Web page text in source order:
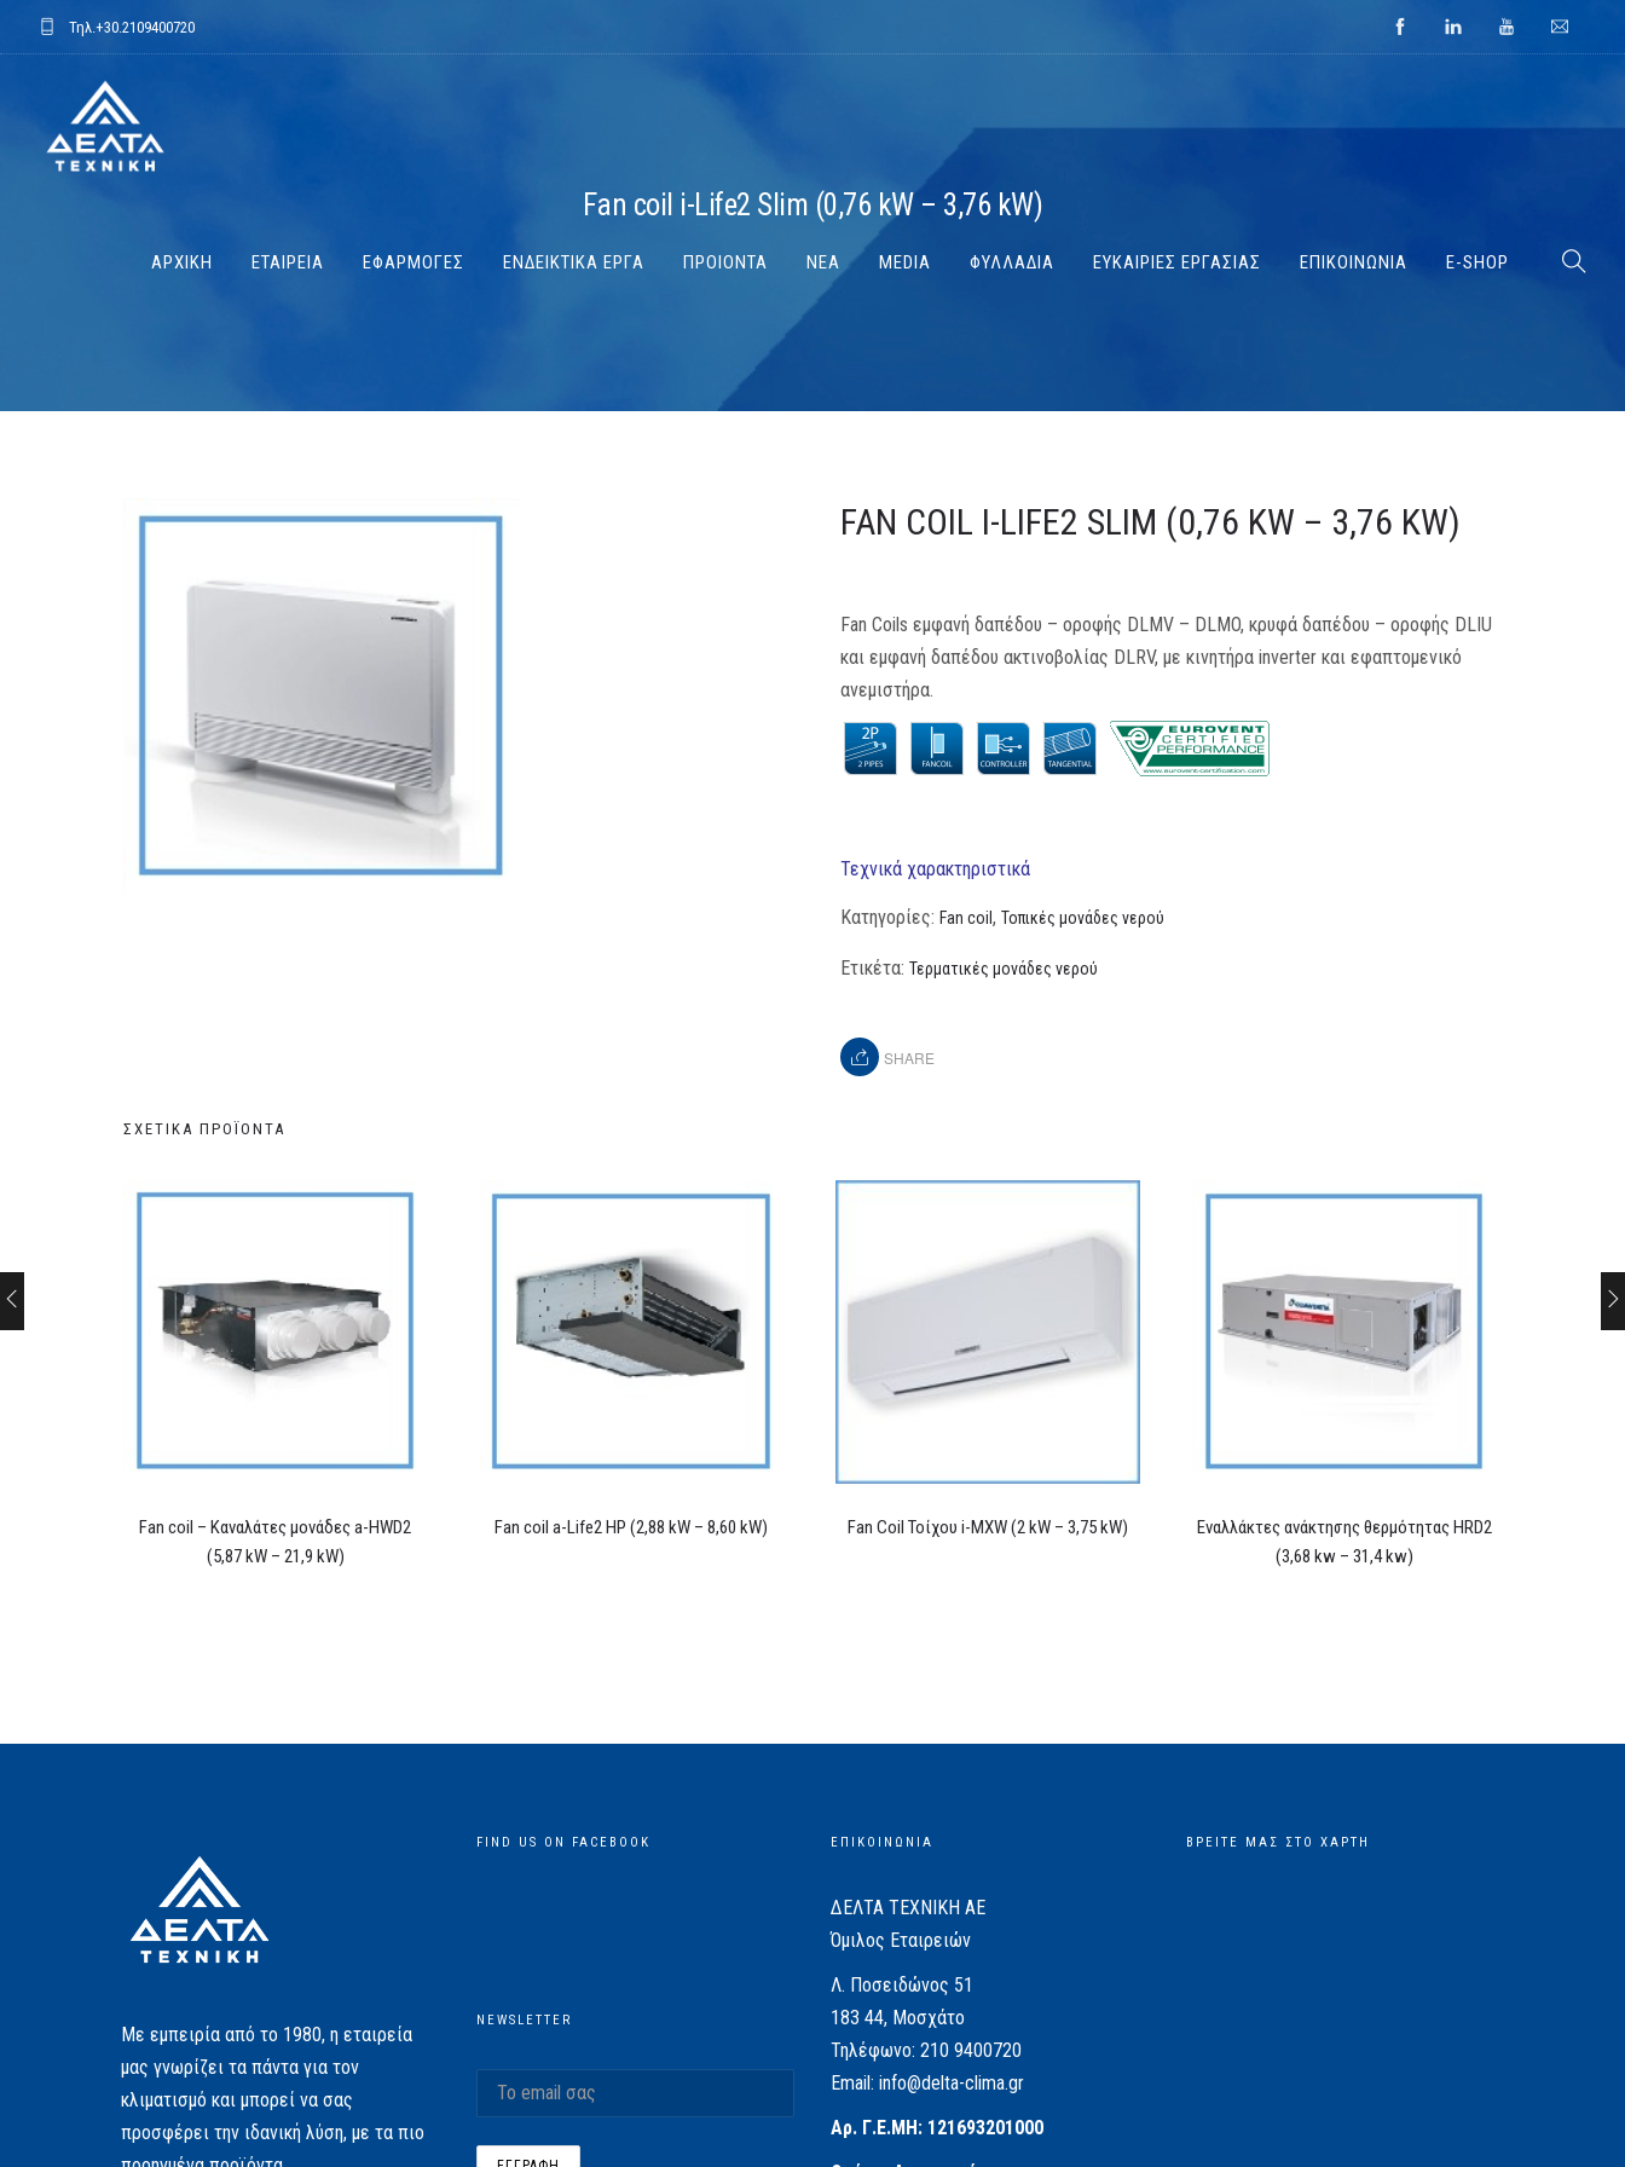
Τηλ.+30.2109400720
ΑΡΧΙΚΗ ΕΤΑΙΡΕΙΑ ΕΦΑΡΜΟΓΕΣ ΕΝΔΕΙΚΤΙΚΑ ΕΡΓΑ ΠΡΟΙΟΝΤΑ ΝΕΑ MEDIA ΦΥΛΛΑΔΙΑ ΕΥΚΑΙΡΙΕΣ ΕΡΓΑΣΙΑΣ ΕΠΙΚΟΙΝΩΝΙΑ E-SHOP
Fan coil i-Life2 Slim (0,76 kW – 3,76 kW)
FAN COIL I-LIFE2 SLIM (0,76 KW – 3,76 KW)
Fan Coils εμφανή δαπέδου – οροφής DLMV – DLMO, κρυφά δαπέδου – οροφής DLIU
και εμφανή δαπέδου ακτινοβολίας DLRV, με κινητήρα inverter και εφαπτομενικό
ανεμιστήρα.
Τεχνικά χαρακτηριστικά
Κατηγορίες: Fan coil , Τοπικές μονάδες νερού
Ετικέτα: Τερματικές μονάδες νερού
SHARE
ΣΧΕΤΙΚΆ ΠΡΟΪΌΝΤΑ
Fan coil – Καναλάτες μονάδες a-HWD2
(5,87 kW – 21,9 kW)
Fan coil a-Life2 HP (2,88 kW – 8,60 kW) Fan Coil Τοίχου i-MXW (2 kW – 3,75 kW)
Εναλλάκτες ανάκτησης θερμότητας HRD2
(3,68 kw – 31,4 kw)
Με εμπειρία από το 1980, η εταιρεία
μας γνωρίζει τα πάντα για τον
κλιματισμό και μπορεί να σας
προσφέρει την ιδανική λύση, με τα πιο
FIND US ON FACEBOOK
NEWSLETTER
ΕΠΙΚΟΙΝΩΝΙΑ
ΔΕΛΤΑ ΤΕΧΝΙΚΗ ΑΕ
Όμιλος Εταιρειών
Λ. Ποσειδώνος 51
183 44, Μοσχάτο
Τηλέφωνο: 210 9400720
Email: info@delta-clima.gr
Αρ. Γ.Ε.ΜΗ: 121693201000
ΒΡΕΊΤΕ ΜΑΣ ΣΤΟ ΧΆΡΤΗ